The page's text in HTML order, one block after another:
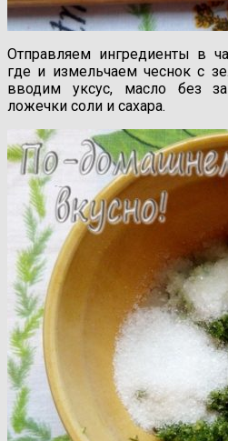
Отправляем ингредиенты в
где и измельчаем чеснок с
вводим уксус, масло без
ложечки соли и сахара.